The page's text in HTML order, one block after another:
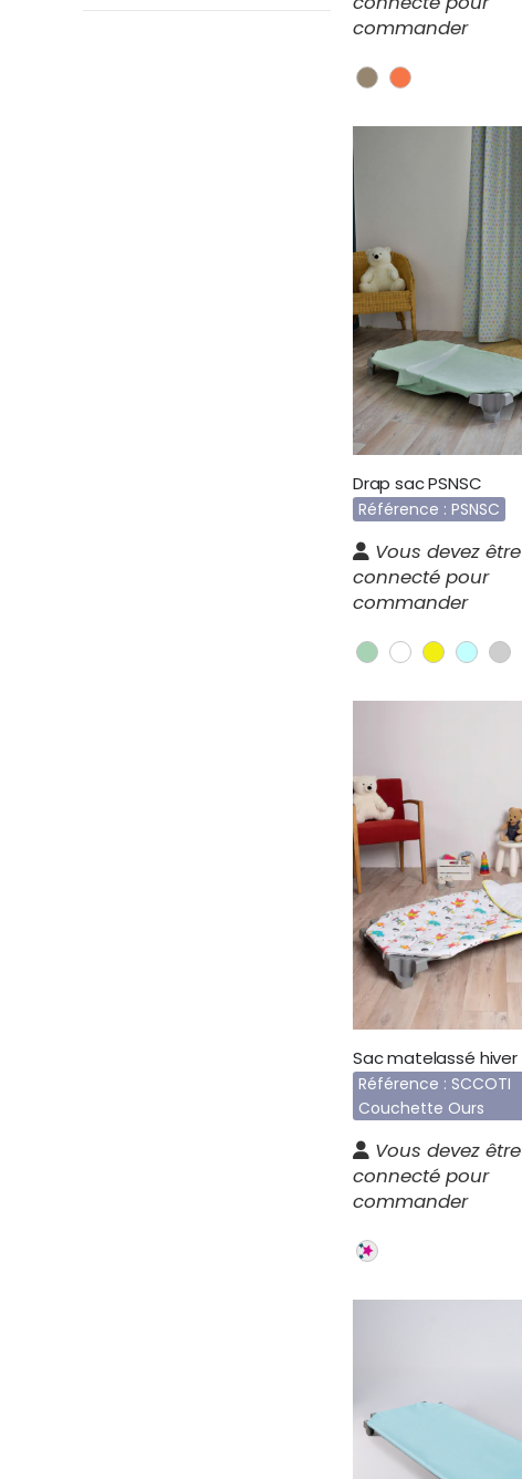
commander
Drap sac PSNSC
Référence : PSNSC
Vous devez être
connecté pour
commander
Référence : SCCOTI
Couchette Ours
Vous devez être
connecté pour
commander